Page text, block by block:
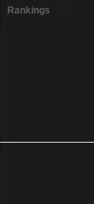
Rankings